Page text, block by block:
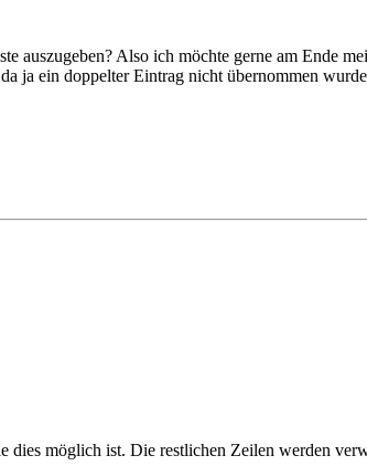
Also ich möchte gerne am Ende
ja ein doppelter Eintrag nicht übernommen
möglich ist. Die restlichen Zeilen werden